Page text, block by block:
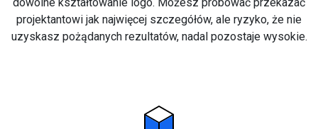
projektantowi jak najwięcej szczegółów, ale ryzyko, że nie
uzyskasz pożądanych rezultatów, nadal pozostaje wysokie.